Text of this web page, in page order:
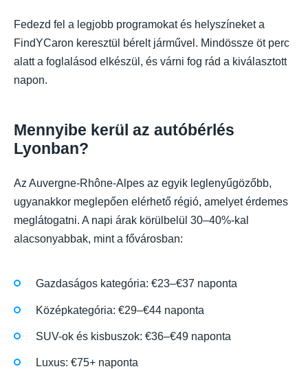
Fedezd fel a legjobb programokat és helyszíneket a
FindYCaron keresztül bérelt járművel. Mindössze öt perc
alatt a foglalásod elkészül, és várni fog rád a kiválasztott
napon.
Mennyibe kerül az autóbérlés
Lyonban?
Az Auvergne-Rhône-Alpes az egyik leglenyűgözőbb,
ugyanakkor meglepően elérhető régió, amelyet érdemes
meglátogatni. A napi árak körülbelül 30–40%-kal
alacsonyabbak, mint a fővárosban:
Gazdaságos kategória: €23–€37 naponta
Középkategória: €29–€44 naponta
SUV-ok és kisbuszok: €36–€49 naponta
Luxus: €75+ naponta